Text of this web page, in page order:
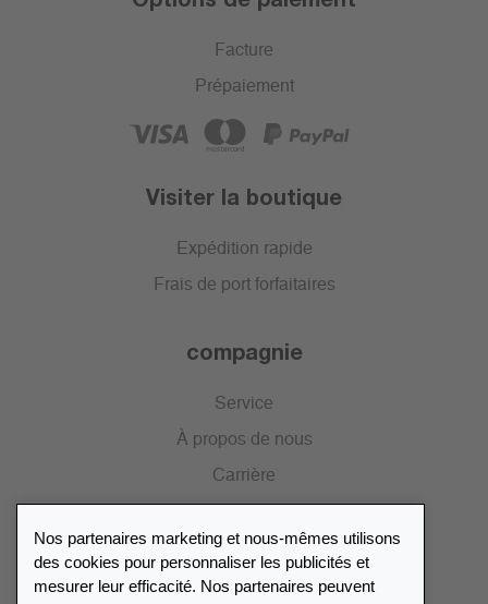
Facture
Prépaiement
Visiter la boutique
Expédition rapide
Frais de port forfaitaires
compagnie
Service
À propos de nous
Carrière
Catalogue
Nos partenaires marketing et nous-mêmes utilisons
des cookies pour personnaliser les publicités et
mesurer leur efficacité. Nos partenaires peuvent